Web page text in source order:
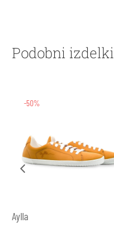
Podobni izdelki
-50%
Aylla